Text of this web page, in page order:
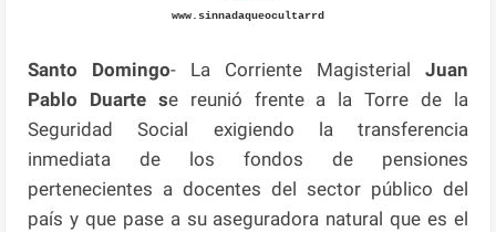
www.sinnadaqueocultarrd
Santo Domingo- La Corriente Magisterial Juan
Pablo Duarte se reunió frente a la Torre de la
Seguridad Social exigiendo la transferencia
inmediata de los fondos de pensiones
pertenecientes a docentes del sector público del
país y que pase a su aseguradora natural que es el